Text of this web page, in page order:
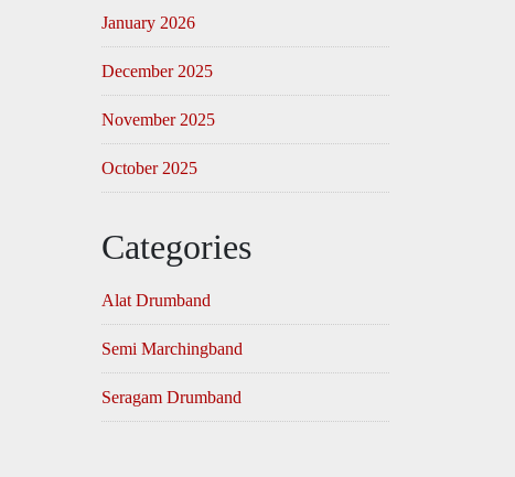
January 2026
December 2025
November 2025
October 2025
Categories
Alat Drumband
Semi Marchingband
Seragam Drumband